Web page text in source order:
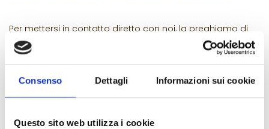
Consenso Dettagli Informazioni sui cookie
Questo sito web utilizza i cookie
Per mettersi in contatto diretto con noi, la preghiamo di
utilizzare il sottostante modulo
Nome e cognome